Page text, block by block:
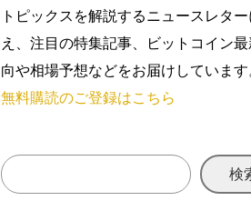
トピックスを解説するニュースレタ
え、注目の特集記事、ビットコイン
向や相場予想などをお届けしています
無料購読のご登録はこちら
検